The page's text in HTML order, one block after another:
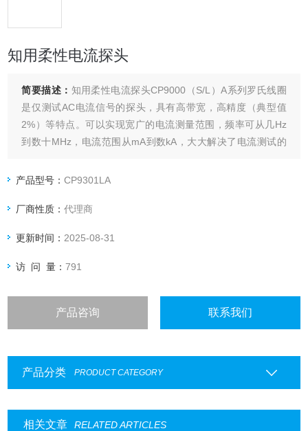
知用柔性电流探头
简要描述： 知用柔性电流探头CP9000（S/L）A系列罗氏线圈
是仅测试AC电流信号的探头，具有高带宽，高精度（典型值
2%）等特点。可以实现宽广的电流测量范围，频率可从几Hz
到数十MHz，电流范围从mA到数kA，大大解决了电流测试的
产品型号：CP9301LA
厂商性质：代理商
更新时间： 2025-08-31
访 问 量：791
产品咨询 联系我们
产品分类 PRODUCT CATEGORY
相关文章 RELATED ARTICLES